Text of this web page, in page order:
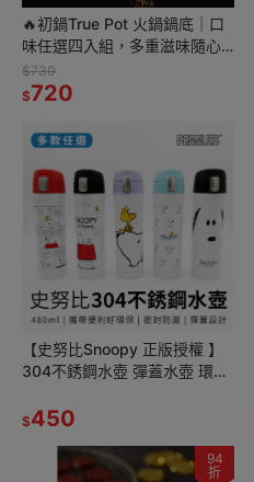
🔥初鍋True Pot 火鍋鍋底｜口
味任選四入組，多重滋味隨心
搭配！🍲✨
$730
$720
【史努比Snoopy 正版授權 】
304不銹鋼水壺 彈蓋水壺 環保
$450
94
折